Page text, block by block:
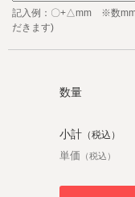
記入例：〇+△mm ※数mm
だきます)
数量
小計 （税込）
単価 （税込）